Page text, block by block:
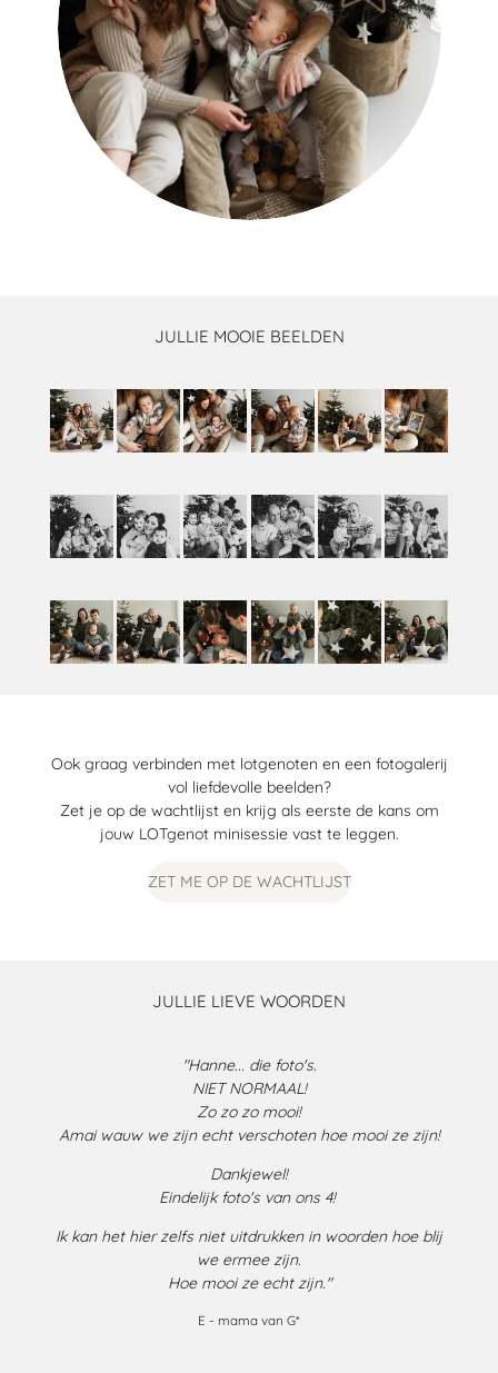
JULLIE MOOIE BEELDEN
Ook graag verbinden met lotgenoten en een fotogalerij
vol liefdevolle beelden?
Zet je op de wachtlijst en krijg als eerste de kans om
jouw LOTgenot minisessie vast te leggen.
ZET ME OP DE WACHTLIJST
JULLIE LIEVE WOORDEN
"Hanne... die foto's.
NIET NORMAAL!
Zo zo zo mooi!
Amai wauw we zijn echt verschoten hoe mooi ze zijn!
Dankjewel!
Eindelijk foto's van ons 4!
Ik kan het hier zelfs niet uitdrukken in woorden hoe blij
we ermee zijn.
Hoe mooi ze echt zijn."
E - mama van G*